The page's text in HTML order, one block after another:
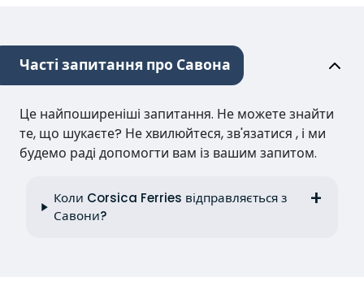
Часті запитання про Савона
Це найпоширеніші запитання. Не можете знайти
те, що шукаєте? Не хвилюйтеся, зв'язатися , і ми
будемо раді допомогти вам із вашим запитом.
Коли Corsica Ferries відправляється з
Савони?